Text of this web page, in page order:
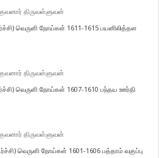
திருவள்ளுவன்
வெருளி நோய்கள் 1611-1615 பயனிலித்தள
திருவள்ளுவன்
வெருளி நோய்கள் 1607-1610 பந்தய ஊர்தி
திருவள்ளுவன்
வெருளி நோய்கள் 1601-1606 பத்தாம் வகுப்பு